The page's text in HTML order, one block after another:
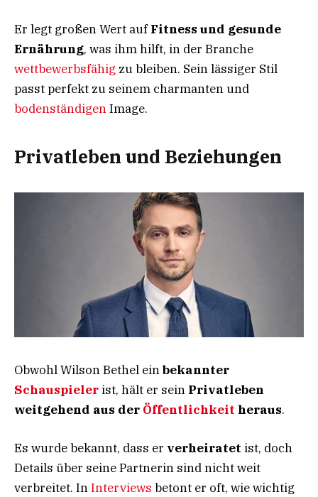
Er legt großen Wert aufFitness und gesunde
Ernährung, was ihm hilft, in der Branche
wettbewerbsfähig zu bleiben. Sein lässiger Stil
passt perfekt zu seinem charmanten und
bodenständigenImage.
Privatleben und Beziehungen
Obwohl Wilson Bethel einbekannter
Schauspieler ist, hält er sein Privatleben
weitgehend aus der Öffentlichkeit heraus.
Es wurde bekannt, dass er verheiratet ist, doch
Details über seine Partnerin sind nicht weit
verbreitet. InInterviews betont er oft, wie wichtig